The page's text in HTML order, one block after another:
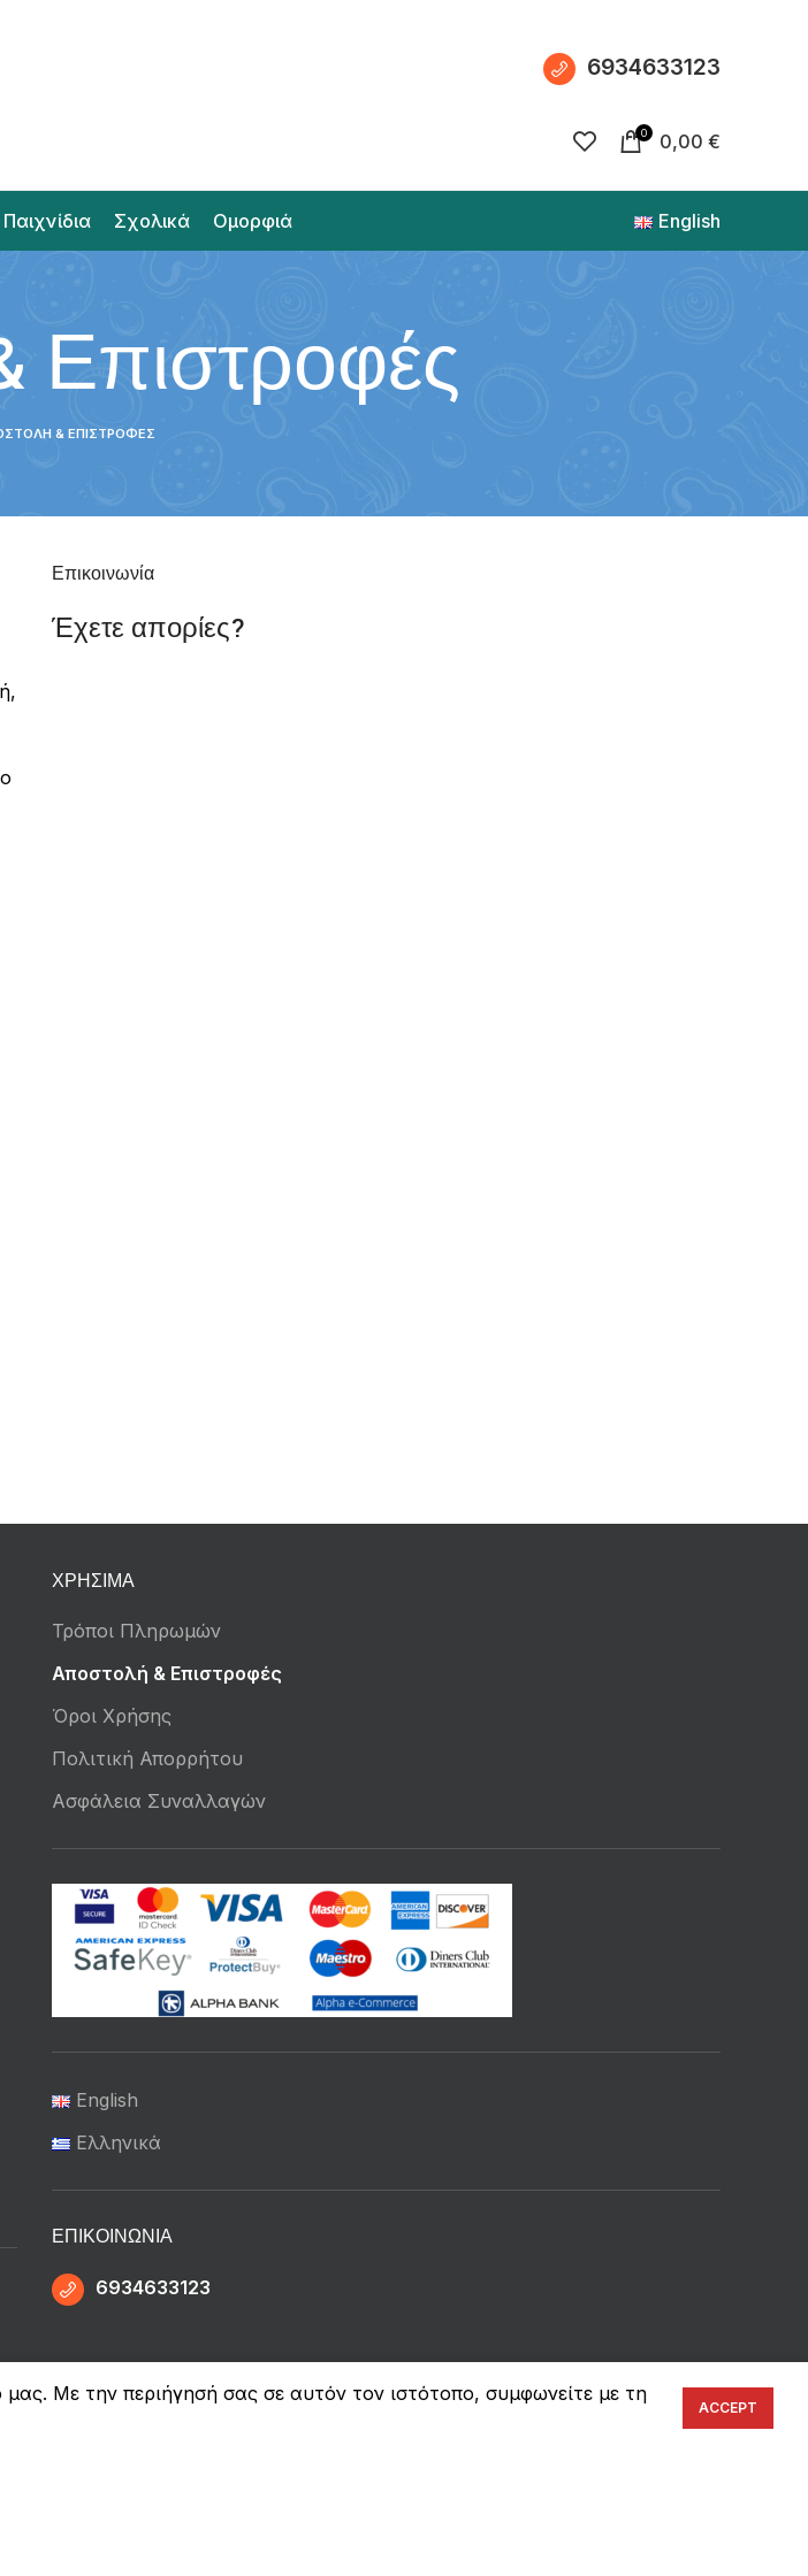
6934633123
0 0,00 €
Παιχνίδια Σχολικά Ομορφιά English
Επιστροφές
& ΕΠΙΣΤΡΟΦΈΣ
Επικοινωνία
Έχετε απορίες?
ΧΡΉΣΙΜΑ
Τρόποι Πληρωμών
Αποστολή & Επιστροφές
Όροι Χρήσης
Πολιτική Απορρήτου
Ασφάλεια Συναλλαγών
English
Ελληνικά
ΕΠΙΚΟΙΝΩΝΊΑ
6934633123
Με την περιήγησή σας σε αυτόν τον ιστότοπο, συμφωνείτε με τη
ACCEPT